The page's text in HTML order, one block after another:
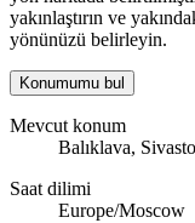
yakınlaştırın ve
yönünüzü belirleyin.
Konumumu bul
Mevcut konum
Balıklava,
Saat dilimi
Europe/Moscow